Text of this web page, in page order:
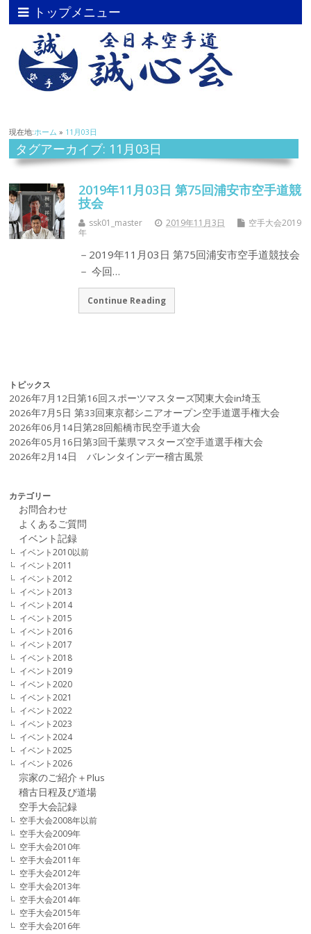
トップメニュー
現在地:ホーム » 11月03日
タグアーカイブ: 11月03日
2019年11月03日 第75回浦安市空手道競
技会
ssk01_master 2019年11月3日
空手大会2019
年
－2019年11月03日 第75回浦安市空手道競技会
－ 今回…
Continue Reading
トピックス
2026年7月12日第16回スポーツマスターズ関東大会in埼玉
2026年7月5日 第33回東京都シニアオープン空手道選手権大会
2026年06月14日第28回船橋市民空手道大会
2026年05月16日第3回千葉県マスターズ空手道選手権大会
2026年2月14日 バレンタインデー稽古風景
カテゴリー
お問合わせ
よくあるご質問
イベント記録
イベント2010以前
イベント2011
イベント2012
イベント2013
イベント2014
イベント2015
イベント2016
イベント2017
イベント2018
イベント2019
イベント2020
イベント2021
イベント2022
イベント2023
イベント2024
イベント2025
イベント2026
宗家のご紹介＋Plus
稽古日程及び道場
空手大会記録
空手大会2008年以前
空手大会2009年
空手大会2010年
空手大会2011年
空手大会2012年
空手大会2013年
空手大会2014年
空手大会2015年
空手大会2016年